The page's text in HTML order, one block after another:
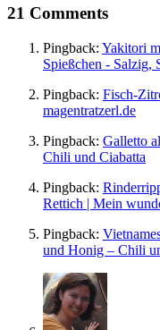
21 Comments
Pingback: Yakitori
Spießchen - Salzig,
Pingback: Fisch-
magentratzerl.de
Pingback: Galletto
Chili und Ciabatta
Pingback:
Rettich | Mein
Pingback:
und Honig – Chili